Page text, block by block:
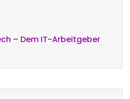
– Dem IT-Arbeitgeber